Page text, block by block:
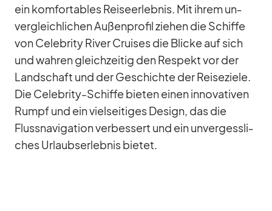
ein kom­for­ta­bles Rei­se­er­leb­nis. Mit ih­rem un­
ver­gleich­li­chen Au­ßen­pro­fil zie­hen die Schiffe
von Ce­le­brity Ri­ver Crui­ses die Bli­cke auf sich
und wah­ren gleich­zei­tig den Re­spekt vor der
Land­schaft und der Ge­schichte der Rei­se­ziele.
Die Ce­le­brity-Schiffe bie­ten ei­nen in­no­va­ti­ven
Rumpf und ein viel­sei­ti­ges De­sign, das die
Fluss­na­vi­ga­tion ver­bes­sert und ein un­ver­gess­li­
ches Ur­laubs­er­leb­nis bie­tet.